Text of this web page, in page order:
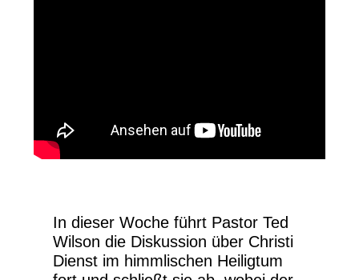
In dieser Woche führt Pastor Ted
Wilson die Diskussion über Christi
Dienst im himmlischen Heiligtum